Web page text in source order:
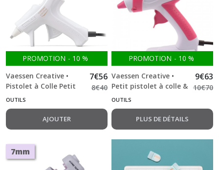
PROMOTION - 10 %
Vaessen Creative •
Pistolet à Colle Petit
7€56
8€40
OUTILS
AJOUTER
PROMOTION - 10 %
Vaessen Creative •
Petit pistolet à colle &
10 bâtons de colle
9€63
10€70
OUTILS
PLUS DE DÉTAILS
7mm
Perforatrice
forme
(52)
Plioirs
Punch
(2)